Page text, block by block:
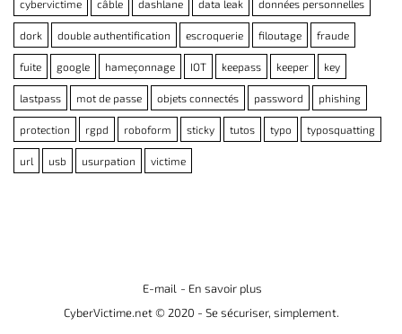
cybervictime câble dashlane data leak données personnelles
dork double authentification escroquerie filoutage fraude
fuite google hameçonnage IOT keepass keeper key
lastpass mot de passe objets connectés password phishing
protection rgpd roboform sticky tutos typo typosquatting
url usb usurpation victime
E-mail - En savoir plus
CyberVictime.net © 2020 - Se sécuriser, simplement.